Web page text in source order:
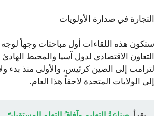
التجارة في صدارة الأولويات
ستكون هذه اللقاءات أول مباحثات وجهاً
إلى الولايات المتحدة لاحقاً هذا العام.